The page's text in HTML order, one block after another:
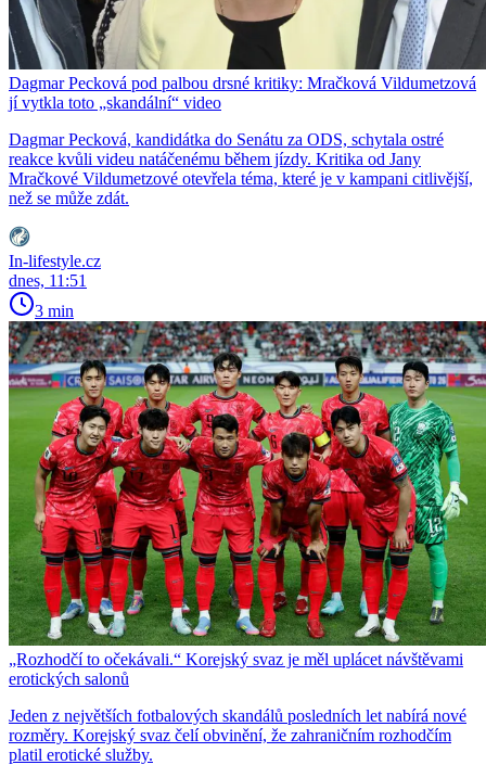
Dagmar Pecková pod palbou drsné kritiky: Mračková Vildumetzová
jí vytkla toto „skandální“ video
Dagmar Pecková, kandidátka do Senátu za ODS, schytala ostré
reakce kvůli videu natáčenému během jízdy. Kritika od Jany
Mračkové Vildumetzové otevřela téma, které je v kampani citlivější,
než se může zdát.
In-lifestyle.cz
dnes, 11:51
3 min
„Rozhodčí to očekávali.“ Korejský svaz je měl uplácet návštěvami
erotických salonů
Jeden z největších fotbalových skandálů posledních let nabírá nové
rozměry. Korejský svaz čelí obvinění, že zahraničním rozhodčím
platil erotické služby.